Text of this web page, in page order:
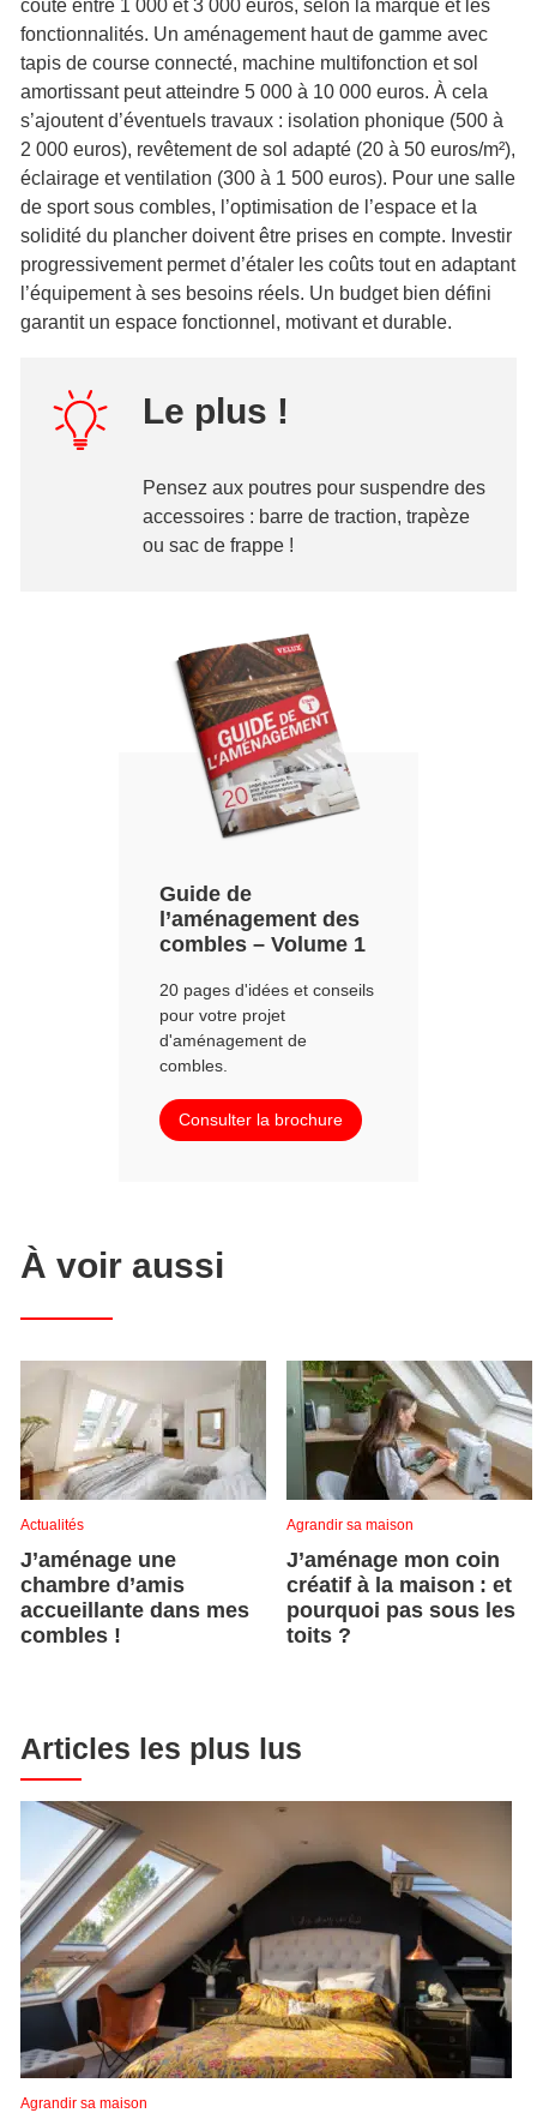
coûte entre 1 000 et 3 000 euros, selon la marque et les
fonctionnalités. Un aménagement haut de gamme avec
tapis de course connecté, machine multifonction et sol
amortissant peut atteindre 5 000 à 10 000 euros. À cela
s’ajoutent d’éventuels travaux : isolation phonique (500 à
2 000 euros), revêtement de sol adapté (20 à 50 euros/m²),
éclairage et ventilation (300 à 1 500 euros). Pour une salle
de sport sous combles, l’optimisation de l’espace et la
solidité du plancher doivent être prises en compte. Investir
progressivement permet d’étaler les coûts tout en adaptant
l’équipement à ses besoins réels. Un budget bien défini
garantit un espace fonctionnel, motivant et durable.
Le plus !
Pensez aux poutres pour suspendre des
accessoires : barre de traction, trapèze
ou sac de frappe !
Guide de
l’aménagement des
combles – Volume 1
20 pages d'idées et conseils
pour votre projet
d'aménagement de
combles.
Consulter la brochure
À voir aussi
Actualités
J’aménage une
chambre d’amis
accueillante dans mes
combles !
Agrandir sa maison
J’aménage mon coin
créatif à la maison : et
pourquoi pas sous les
toits ?
Articles les plus lus
Agrandir sa maison